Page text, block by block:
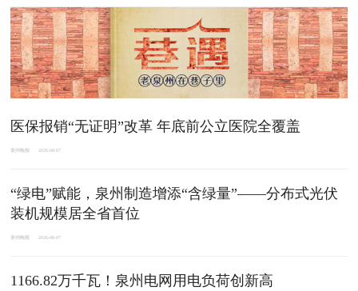
医保报销“无证明”改革 年底前公立医院全覆盖
泉州晚报 2026-08-07
“绿电”赋能，泉州制造增添“含绿量”——分布式光伏
装机规模居全省首位
泉州晚报 2026-08-07
1166.82万千瓦！泉州电网用电负荷创新高